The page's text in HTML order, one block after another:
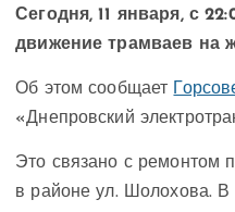
Сегодня, 11 января, с
движение трамваев на
Об этом сообщает
«Днепровский
Это связано с ремонтом
в районе ул. Шолохова.